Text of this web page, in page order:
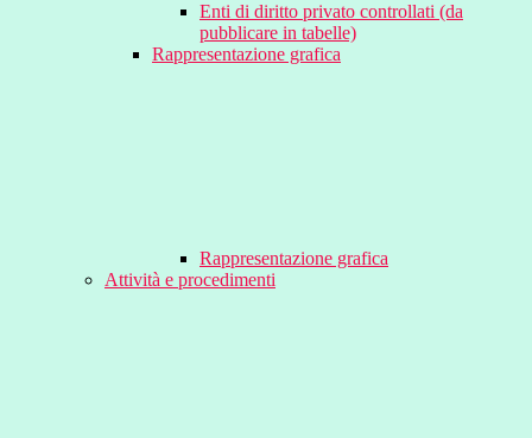
Enti di diritto privato controllati (da
pubblicare in tabelle)
Rappresentazione grafica
Rappresentazione grafica
Attività e procedimenti